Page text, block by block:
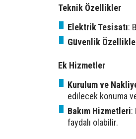
Teknik Özellikler
Elektrik Tesisatı:
Güvenlik
Ek Hizmetler
Kurulum ve
edilecek konuma
Bakım Hizmetleri:
faydalı olabilir.